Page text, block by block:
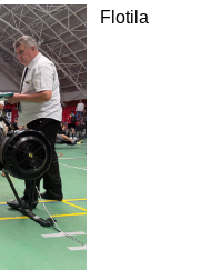
de medalii"
pietrean, la
bun junior din
aruncările
Flotila